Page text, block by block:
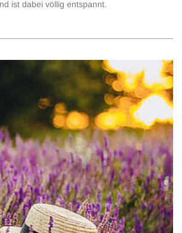
ist dabei völlig entspannt.